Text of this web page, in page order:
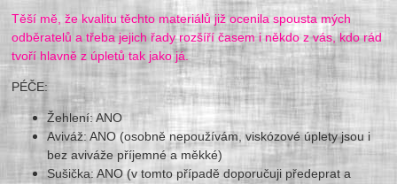
Těší mě, že kvalitu těchto materiálů již ocenila spousta mých
odběratelů a třeba jejich řady rozšíří časem i někdo z vás, kdo rád
tvoří hlavně z úpletů tak jako já.
PÉČE:
Žehlení: ANO
Aviváž: ANO (osobně nepoužívám, viskózové úplety jsou i
bez aviváže příjemné a měkké)
Sušička: ANO (v tomto případě doporučuji předeprat a